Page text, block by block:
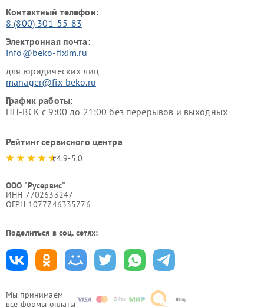
Мы принимаем
все формы оплаты
Контактный телефон:
8 (800) 301-55-83
Электронная почта:
info@beko-fixim.ru
для юридических лиц
manager@fix-beko.ru
График работы:
ПН-ВСК с 9:00 до 21:00 без перерывов и выходных
Рейтинг сервисного центра
4.9-5.0
ООО "Русервис"
ИНН 7702633247
ОГРН 1077746335776
Поделиться в соц. сетях: